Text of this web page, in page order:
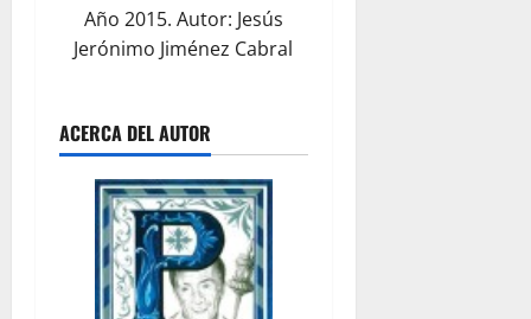
Año 2015. Autor: Jesús
Jerónimo Jiménez Cabral
ACERCA DEL AUTOR